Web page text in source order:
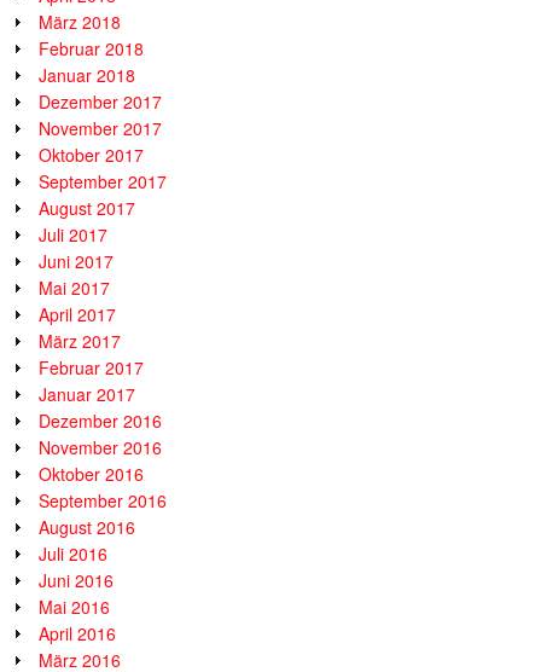
März 2018
Februar 2018
Januar 2018
Dezember 2017
November 2017
Oktober 2017
September 2017
August 2017
Juli 2017
Juni 2017
Mai 2017
April 2017
März 2017
Februar 2017
Januar 2017
Dezember 2016
November 2016
Oktober 2016
September 2016
August 2016
Juli 2016
Juni 2016
Mai 2016
April 2016
März 2016